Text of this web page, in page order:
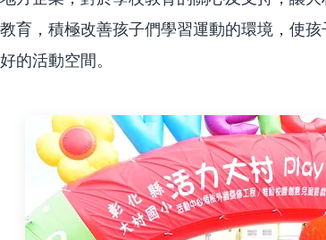
育，積極改善孩子們學習運動的環境，使
的活動空間。